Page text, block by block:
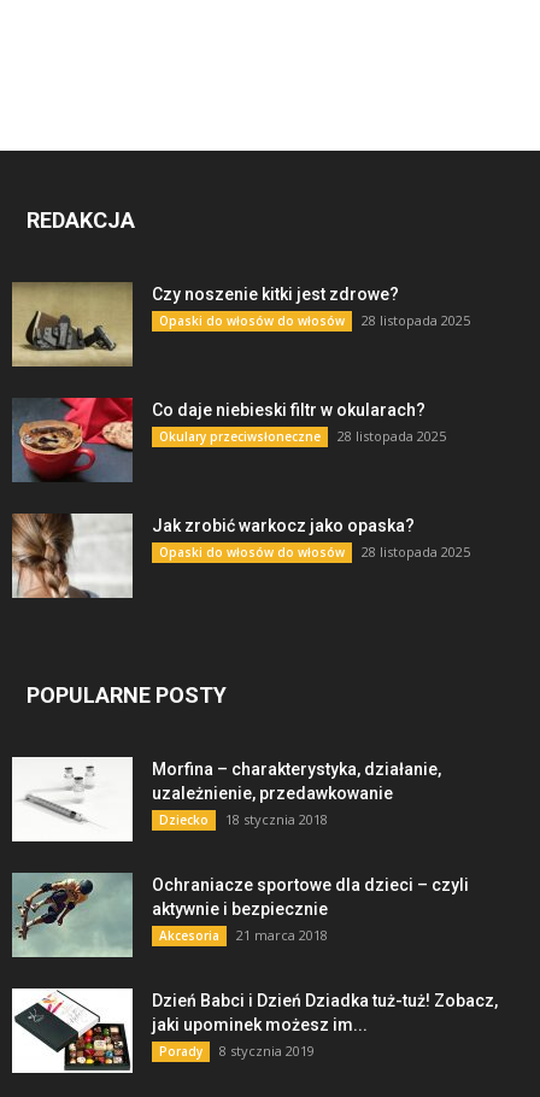
REDAKCJA
Czy noszenie kitki jest zdrowe?
Opaski do włosów do włosów 28 listopada 2025
Co daje niebieski filtr w okularach?
Okulary przeciwsłoneczne 28 listopada 2025
Jak zrobić warkocz jako opaska?
Opaski do włosów do włosów 28 listopada 2025
POPULARNE POSTY
Morfina – charakterystyka, działanie,
uzależnienie, przedawkowanie
Dziecko 18 stycznia 2018
Ochraniacze sportowe dla dzieci – czyli
aktywnie i bezpiecznie
Akcesoria 21 marca 2018
Dzień Babci i Dzień Dziadka tuż-tuż! Zobacz,
jaki upominek możesz im...
Porady 8 stycznia 2019